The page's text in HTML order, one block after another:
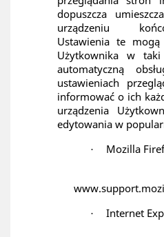
dopuszcza
urządzeniu
Ustawienia te
Użytkownika w
automatyczną
ustawieniach
informować o ich
urządzenia
edytowania w
· Mozilla
· Internet